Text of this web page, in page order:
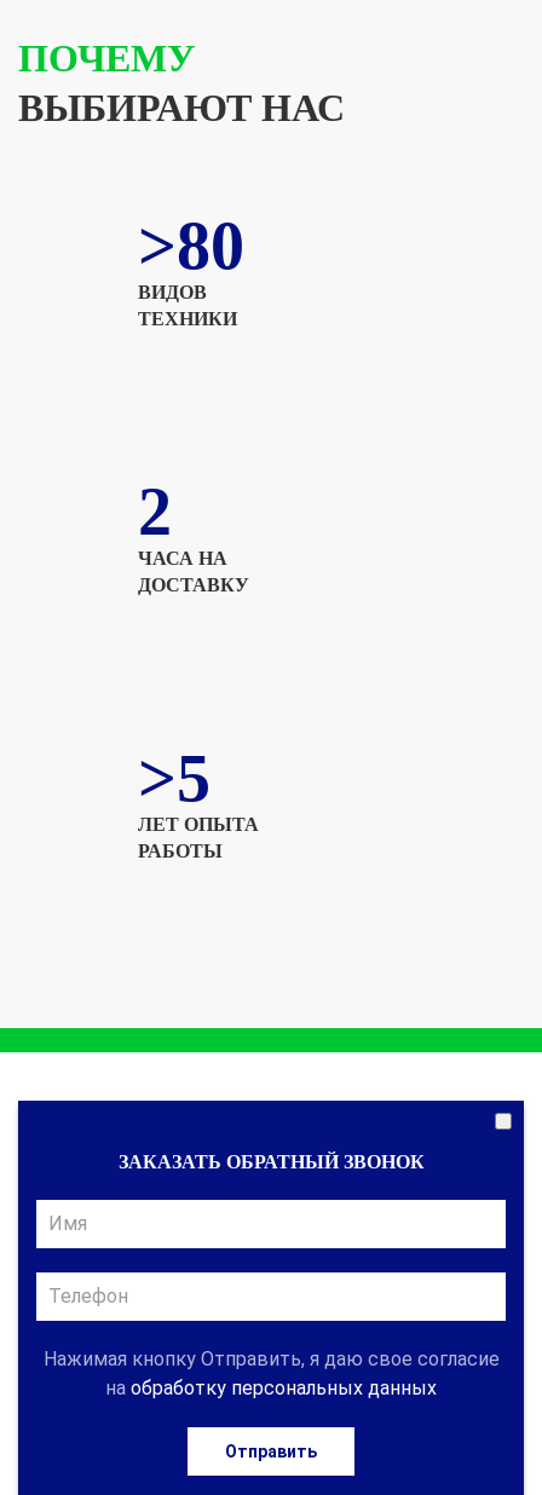
ПОЧЕМУ
ВЫБИРАЮТ НАС
>80
ВИДОВ
ТЕХНИКИ
2
ЧАСА НА
ДОСТАВКУ
>5
ЛЕТ ОПЫТА
РАБОТЫ
ЗАКАЗАТЬ ОБРАТНЫЙ ЗВОНОК
Нажимая кнопку Отправить, я даю свое согласие
на обработку персональных данных
Отправить